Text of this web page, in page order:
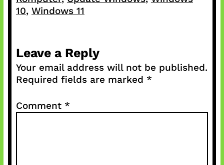
10, Windows 11
Leave a Reply
Your email address will not be published.
Required fields are marked *
Comment *